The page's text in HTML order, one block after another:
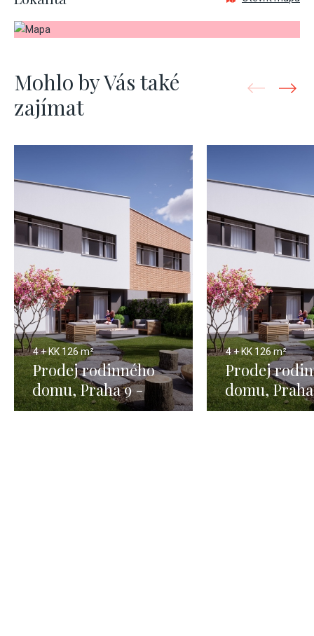
Mohlo by Vás také
zajímat
4 + KK126 m²
Prodej rodinného
domu, Praha 9 -
126m
4 + KK126 m²
Prodej
domu,
126m